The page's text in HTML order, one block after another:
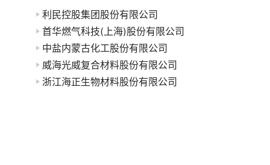
利民控股集团股份有限公司
首华燃气科技(上海)股份有限公司
中盐内蒙古化工股份有限公司
威海光威复合材料股份有限公司
浙江海正生物材料股份有限公司